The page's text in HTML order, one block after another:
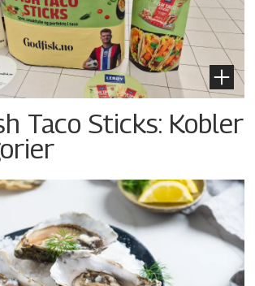
Taco Sticks: Kobler